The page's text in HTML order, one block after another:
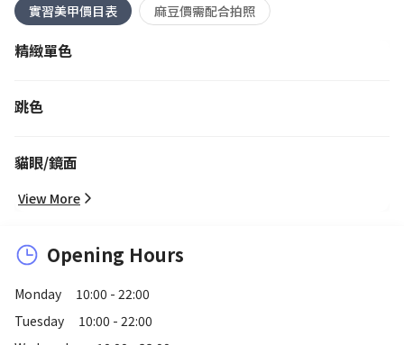
實習美甲價目表 麻豆價需配合拍照
精緻單色
跳色
貓眼/鏡面
View More
Opening Hours
Monday
10:00 - 22:00
Tuesday
10:00 - 22:00